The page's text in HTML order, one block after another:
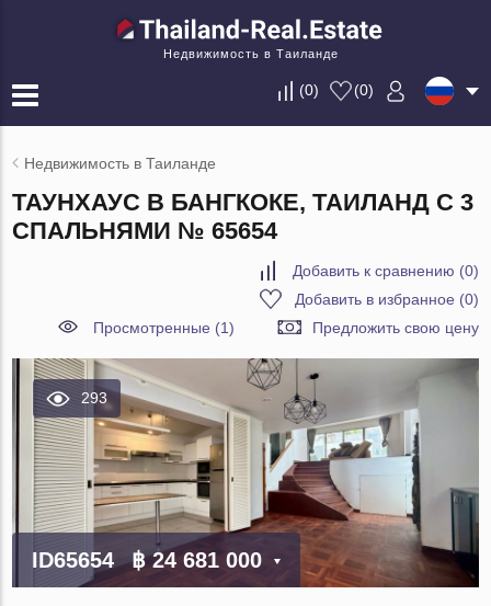
Недвижимость в Таиланде
(0) (0)
Недвижимость в Таиланде
ТАУНХАУС В БАНГКОКЕ, ТАИЛАНД С 3
СПАЛЬНЯМИ № 65654
Добавить к сравнению (0)
Добавить в избранное (0)
Просмотренные (1)
Предложить свою цену
293
ID65654 ฿ 24 681 000